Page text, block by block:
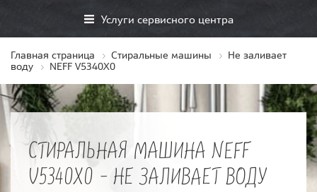
Услуги сервисного центра
Главная страница Стиральные машины
Не заливает
воду
NEFF V5340X0
СТИРАЛЬНАЯ МАШИНА NEFF
V5340X0 - НЕ ЗАЛИВАЕТ ВОДУ